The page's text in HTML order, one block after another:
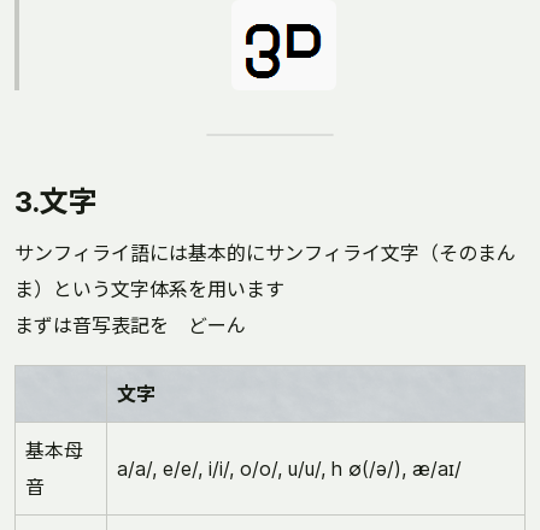
3.文字
サンフィライ語には基本的にサンフィライ文字（そのまん
ま）という文字体系を用います
まずは音写表記を どーん
文字
基本母
音
a/a/, e/e/, i/i/, o/o/, u/u/, h ∅(/ə/), æ/aɪ/